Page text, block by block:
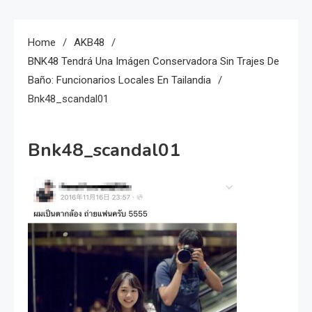
Home
AKB48
BNK48 Tendrá Una Imágen Conservadora Sin Trajes De
Baño: Funcionarios Locales En Tailandia
Bnk48_scandal01
Bnk48_scandal01